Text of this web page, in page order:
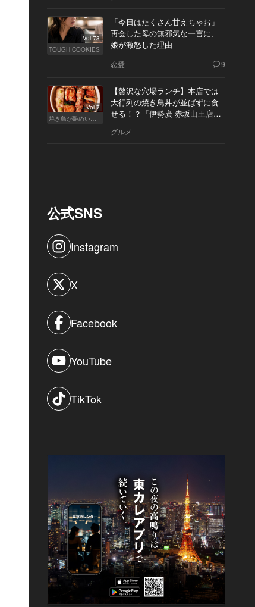
Vol.73
TOUGH COOKIES
「今日はたくさん甘えちゃお」
再会した母の無邪気な一言に、
娘が激怒した理由
恋愛 9
Vol.7
焼き鳥が艶めいてきた
【贅沢な穴場ランチ】本店では
大行列の焼き鳥丼が並ばずに食
せる！？『伊勢廣 赤坂山王店』
グルメ
公式SNS
Instagram
X
Facebook
YouTube
TikTok